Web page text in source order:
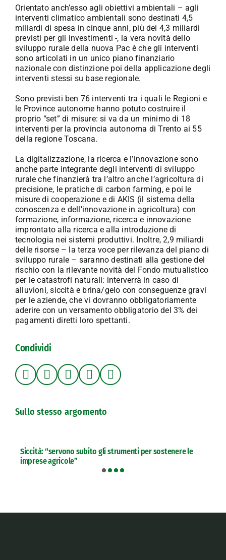
Orientato anch’esso agli obiettivi ambientali – agli
interventi climatico ambientali sono destinati 4,5
miliardi di spesa in cinque anni, più dei 4,3 miliardi
previsti per gli investimenti -, la vera novità dello
sviluppo rurale della nuova Pac è che gli interventi
sono articolati in un unico piano finanziario
nazionale con distinzione poi della applicazione degli
interventi stessi su base regionale.
Sono previsti ben 76 interventi tra i quali le Regioni e
le Province autonome hanno potuto costruire il
proprio “set” di misure: si va da un minimo di 18
interventi per la provincia autonoma di Trento ai 55
della regione Toscana.
La digitalizzazione, la ricerca e l’innovazione sono
anche parte integrante degli interventi di sviluppo
rurale che finanzierà tra l’altro anche l’agricoltura di
precisione, le pratiche di carbon farming, e poi le
misure di cooperazione e di AKIS (il sistema della
conoscenza e dell’innovazione in agricoltura) con
formazione, informazione, ricerca e innovazione
improntato alla ricerca e alla introduzione di
tecnologia nei sistemi produttivi. Inoltre, 2,9 miliardi
delle risorse – la terza voce per rilevanza del piano di
sviluppo rurale – saranno destinati alla gestione del
rischio con la rilevante novità del Fondo mutualistico
per le catastrofi naturali: interverrà in caso di
alluvioni, siccità e brina/gelo con conseguenze gravi
per le aziende, che vi dovranno obbligatoriamente
aderire con un versamento obbligatorio del 3% dei
pagamenti diretti loro spettanti.
Condividi
Sullo stesso argomento
Siccità: “servono subito gli strumenti per sostenere le
imprese agricole”